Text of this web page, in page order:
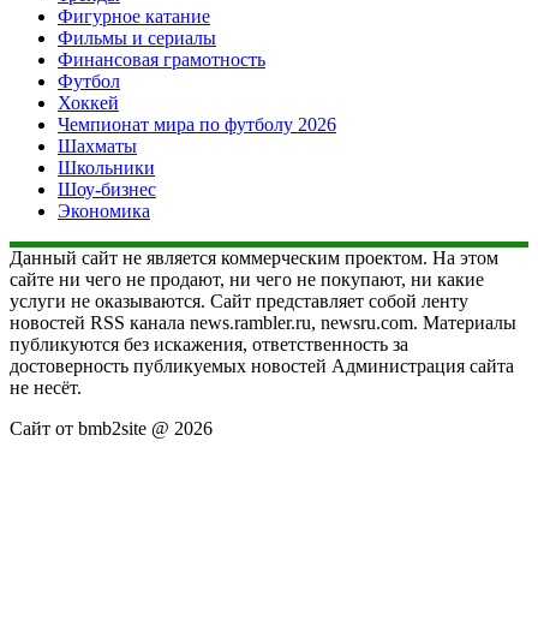
Фигурное катание
Фильмы и сериалы
Финансовая грамотность
Футбол
Хоккей
Чемпионат мира по футболу 2026
Шахматы
Школьники
Шоу-бизнес
Экономика
Данный сайт не является коммерческим проектом. На этом
сайте ни чего не продают, ни чего не покупают, ни какие
услуги не оказываются. Сайт представляет собой ленту
новостей RSS канала news.rambler.ru, newsru.com. Материалы
публикуются без искажения, ответственность за
достоверность публикуемых новостей Администрация сайта
не несёт.
Сайт от bmb2site @ 2026